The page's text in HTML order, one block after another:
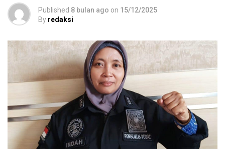
Published 8 bulan ago on 15/12/2025
By redaksi